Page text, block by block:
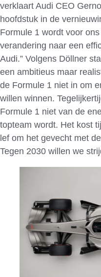
verklaart Audi CEO
hoofdstuk in de
Formule 1 wordt voor
verandering naar een
Audi.” Volgens Döllner
een ambitieus maar
de Formule 1 niet in om
willen winnen.
Formule 1 niet van de
topteam wordt. Het kost
lef om het gevecht met
Tegen 2030 willen we